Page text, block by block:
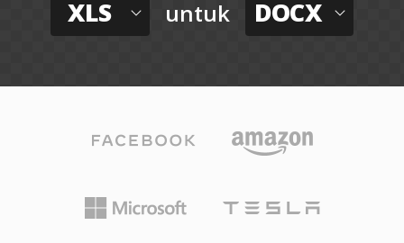
XLS untuk DOCX